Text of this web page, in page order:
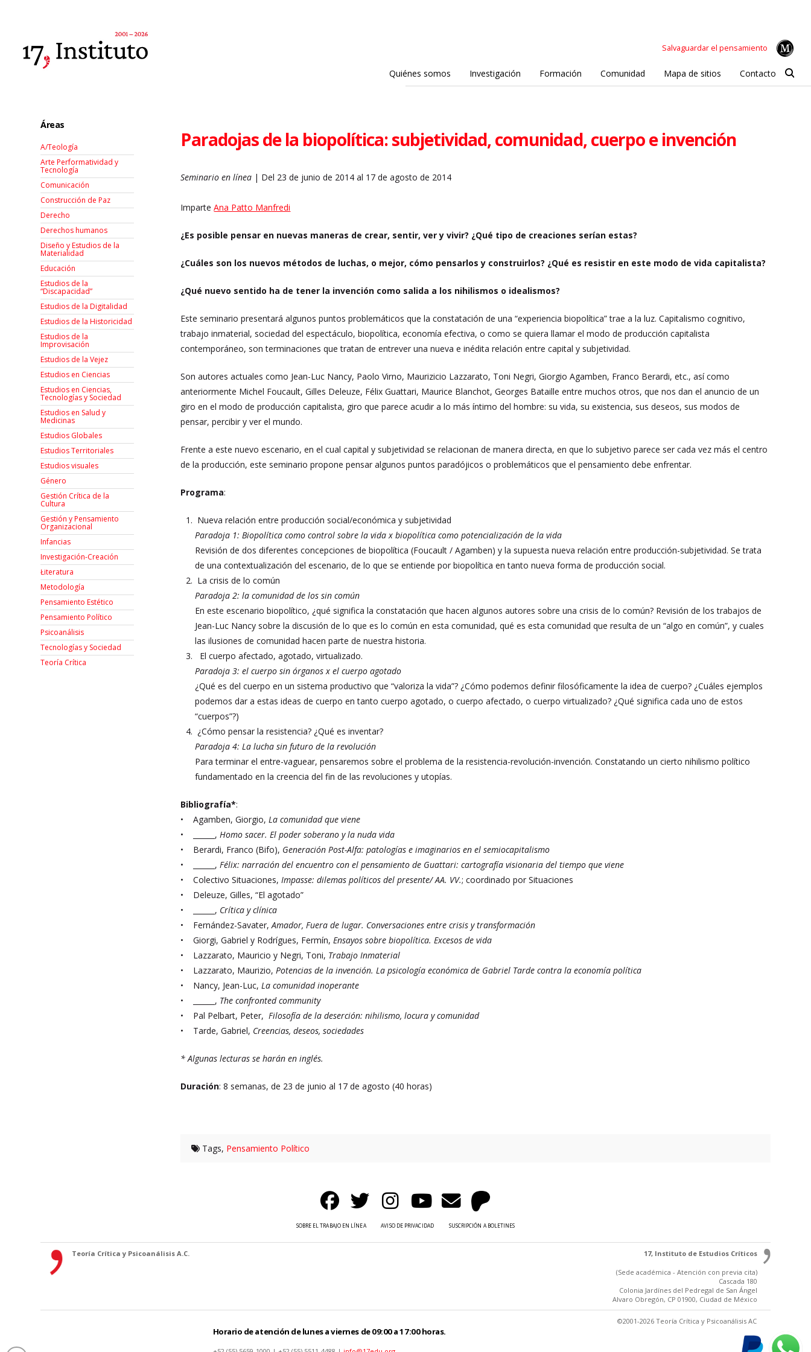
Salvaguardar el pensamiento
Quiénes somos Investigación Formación Comunidad Mapa de sitios Contacto
Paradojas de la biopolítica: subjetividad, comunidad, cuerpo e invención
Seminario en línea | Del 23 de junio de 2014 al 17 de agosto de 2014
Imparte Ana Patto Manfredi
¿Es posible pensar en nuevas maneras de crear, sentir, ver y vivir? ¿Qué tipo de creaciones serían estas?
¿Cuáles son los nuevos métodos de luchas, o mejor, cómo pensarlos y construirlos? ¿Qué es resistir en este modo de vida capitalista?
¿Qué nuevo sentido ha de tener la invención como salida a los nihilismos o idealismos?
Este seminario presentará algunos puntos problemáticos que la constatación de una “experiencia biopolítica” trae a la luz. Capitalismo cognitivo,
trabajo inmaterial, sociedad del espectáculo, biopolítica, economía efectiva, o como se quiera llamar el modo de producción capitalista
contemporáneo, son terminaciones que tratan de entrever una nueva e inédita relación entre capital y subjetividad.
Son autores actuales como Jean-Luc Nancy, Paolo Virno, Maurizicio Lazzarato, Toni Negri, Giorgio Agamben, Franco Berardi, etc., así como
anteriormente Michel Foucault, Gilles Deleuze, Félix Guattari, Maurice Blanchot, Georges Bataille entre muchos otros, que nos dan el anuncio de un
giro en el modo de producción capitalista, giro que parece acudir a lo más íntimo del hombre: su vida, su existencia, sus deseos, sus modos de
pensar, percibir y ver el mundo.
Frente a este nuevo escenario, en el cual capital y subjetividad se relacionan de manera directa, en que lo subjetivo parece ser cada vez más el centro
de la producción, este seminario propone pensar algunos puntos paradójicos o problemáticos que el pensamiento debe enfrentar.
Programa:
Nueva relación entre producción social/económica y subjetividad
Paradoja 1: Biopolítica como control sobre la vida x biopolítica como potencialización de la vida
Revisión de dos diferentes concepciones de biopolítica (Foucault / Agamben) y la supuesta nueva relación entre producción-subjetividad. Se trata
de una contextualización del escenario, de lo que se entiende por biopolítica en tanto nueva forma de producción social.
La crisis de lo común
Paradoja 2: la comunidad de los sin común
En este escenario biopolítico, ¿qué significa la constatación que hacen algunos autores sobre una crisis de lo común? Revisión de los trabajos de
Jean-Luc Nancy sobre la discusión de lo que es lo común en esta comunidad, qué es esta comunidad que resulta de un “algo en común”, y cuales
las ilusiones de comunidad hacen parte de nuestra historia.
El cuerpo afectado, agotado, virtualizado.
Paradoja 3: el cuerpo sin órganos x el cuerpo agotado
¿Qué es del cuerpo en un sistema productivo que “valoriza la vida”? ¿Cómo podemos definir filosóficamente la idea de cuerpo? ¿Cuáles ejemplos
podemos dar a estas ideas de cuerpo en tanto cuerpo agotado, o cuerpo afectado, o cuerpo virtualizado? ¿Qué significa cada uno de estos
“cuerpos”?)
¿Cómo pensar la resistencia? ¿Qué es inventar?
Paradoja 4: La lucha sin futuro de la revolución
Para terminar el entre-vaguear, pensaremos sobre el problema de la resistencia-revolución-invención. Constatando un cierto nihilismo político
fundamentado en la creencia del fin de las revoluciones y utopías.
Bibliografía*:
• Agamben, Giorgio,La comunidad que viene
• ______,Homo sacer. El poder soberano y la nuda vida
• Berardi, Franco (Bifo), Generación Post-Alfa: patologías e imaginarios en el semiocapitalismo
• ______,Félix: narración del encuentro con el pensamiento de Guattari: cartografía visionaria del tiempo que viene
• Colectivo Situaciones,Impasse: dilemas políticos del presente/ AA. VV.; coordinado por Situaciones
• Deleuze, Gilles, “El agotado”
• ______, Crítica y clínica
• Fernández-Savater,Amador, Fuera de lugar. Conversaciones entre crisis y transformación
• Giorgi, Gabriel y Rodrígues, Fermín,Ensayos sobre biopolítica. Excesos de vida
• Lazzarato, Mauricio y Negri, Toni, Trabajo Inmaterial
• Lazzarato, Maurizio,Potencias de la invención. La psicología económica de Gabriel Tarde contra la economía política
• Nancy, Jean-Luc,La comunidad inoperante
• ______, The confronted community
• Pal Pelbart, Peter,Filosofía de la deserción: nihilismo, locura y comunidad
• Tarde, Gabriel, Creencias, deseos, sociedades
* Algunas lecturas se harán en inglés.
Duración: 8 semanas, de 23 de junio al 17 de agosto (40 horas)
Tags, Pensamiento Político
Áreas
A/Teología
Arte Performatividad y
Tecnología
Comunicación
Construcción de Paz
Derecho
Derechos humanos
Diseño y Estudios de la
Materialidad
Educación
Estudios de la
“Discapacidad”
Estudios de la Digitalidad
Estudios de la Historicidad
Estudios de la
Improvisación
Estudios de la Vejez
Estudios en Ciencias
Estudios en Ciencias,
Tecnologías y Sociedad
Estudios en Salud y
Medicinas
Estudios Globales
Estudios Territoriales
Estudios visuales
Género
Gestión Crítica de la
Cultura
Gestión y Pensamiento
Organizacional
Infancias
Investigación-Creación
Łiteratura
Metodología
Pensamiento Estético
Pensamiento Político
Psicoanálisis
Tecnologías y Sociedad
Teoría Crítica
SOBRE EL TRABAJO EN LÍNEA AVISO DE PRIVACIDAD SUSCRIPCIÓN A BOLETINES
Teoría Crítica y Psicoanálisis A.C. 17, Instituto de Estudios Críticos
(Sede académica - Atención con previa cita)
Cascada 180
Colonia Jardínes del Pedregal de San Ángel
Alvaro Obregón, CP 01900, Ciudad de México
Horario de atención de lunes a viernes de 09:00 a 17:00 horas.
©2001-2026 Teoría Crítica y Psicoanálisis AC